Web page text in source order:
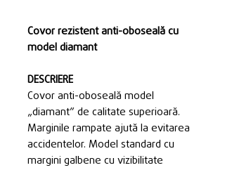
Covor rezistent anti-oboseală cu
model diamant
DESCRIERE
Covor anti-oboseală model
„diamant” de calitate superioară.
Marginile rampate ajută la evitarea
accidentelor. Model standard cu
margini galbene cu vizibilitate